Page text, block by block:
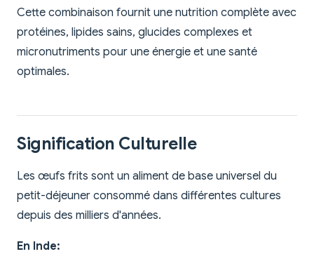
Cette combinaison fournit une nutrition complète avec
protéines, lipides sains, glucides complexes et
micronutriments pour une énergie et une santé
optimales.
Signification Culturelle
Les œufs frits sont un aliment de base universel du
petit-déjeuner consommé dans différentes cultures
depuis des milliers d'années.
En Inde: